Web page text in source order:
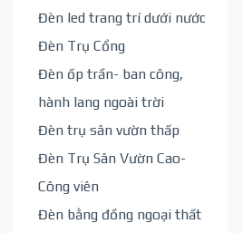
Đèn led trang trí dưới nước
Đèn Trụ Cổng
Đèn ốp trần- ban công,
hành lang ngoài trời
Đèn trụ sân vườn thấp
Đèn Trụ Sân Vườn Cao-
Công viên
Đèn bằng đồng ngoại thất